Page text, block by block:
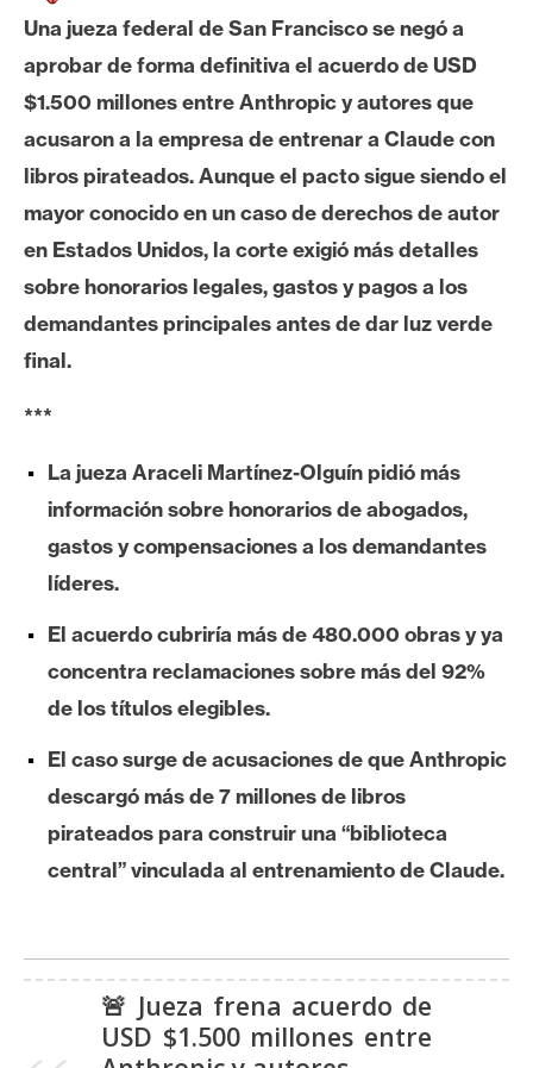
t
c
o
i
n
E
t
e
I
A
n
á
i
s
i
s
o
Una jueza federal de San Francisco se negó a
aprobar de forma definitiva el acuerdo de USD
$1.500 millones entre Anthropic y autores que
acusaron a la empresa de entrenar a Claude con
libros pirateados. Aunque el pacto sigue siendo el
mayor conocido en un caso de derechos de autor
en Estados Unidos, la corte exigió más detalles
sobre honorarios legales, gastos y pagos a los
demandantes principales antes de dar luz verde
final.
***
La jueza Araceli Martínez-Olguín pidió más
información sobre honorarios de abogados,
gastos y compensaciones a los demandantes
líderes.
El acuerdo cubriría más de 480.000 obras y ya
concentra reclamaciones sobre más del 92%
de los títulos elegibles.
El caso surge de acusaciones de que Anthropic
descargó más de 7 millones de libros
pirateados para construir una “biblioteca
central” vinculada al entrenamiento de Claude.
🚨 Jueza frena acuerdo de
USD $1.500 millones entre